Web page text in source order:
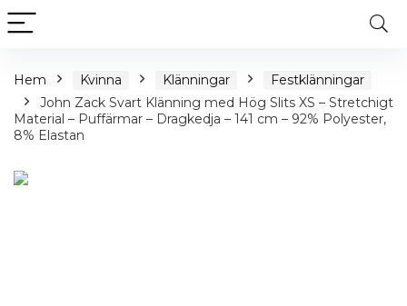
Hem Kvinna Klänningar
Festklänningar
John Zack Svart Klänning med Hög Slits XS – Stretchigt
Material – Puffärmar – Dragkedja – 141 cm – 92% Polyester,
8% Elastan